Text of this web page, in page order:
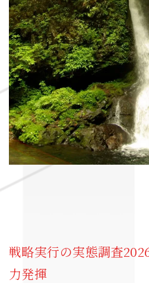
戦略実行の実態調査
力発揮